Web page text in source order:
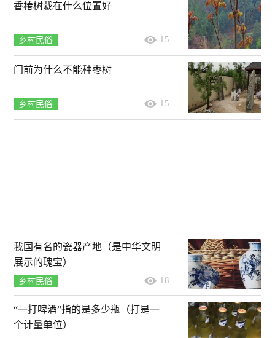
香椿树栽在什么位置好
乡村民俗 15
门前为什么不能种枣树
乡村民俗 15
我国有名的瓷器产地（是中华文明
展示的瑰宝）
乡村民俗 18
“一打啤酒”指的是多少瓶（打是一
个计量单位）